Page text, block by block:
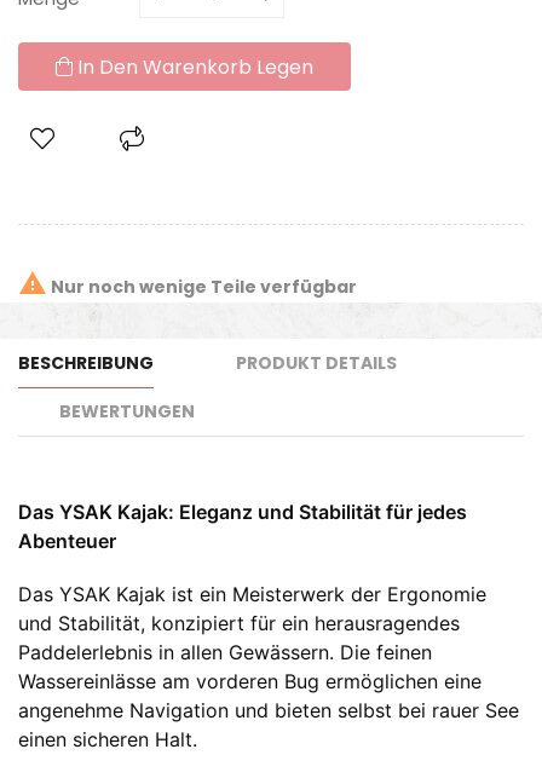
In Den Warenkorb Legen
 Nur noch wenige Teile verfügbar
BESCHREIBUNG
PRODUKT DETAILS
BEWERTUNGEN
Das YSAK Kajak: Eleganz und Stabilität für jedes
Abenteuer
Das YSAK Kajak ist ein Meisterwerk der Ergonomie
und Stabilität, konzipiert für ein herausragendes
Paddelerlebnis in allen Gewässern. Die feinen
Wassereinlässe am vorderen Bug ermöglichen eine
angenehme Navigation und bieten selbst bei rauer See
einen sicheren Halt.